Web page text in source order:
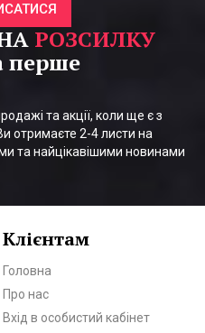
РОЗСИЛКУ
перше
та акції, коли ще є з
отримаєте 2-4 листи на
та найцікавішими новинами
Клієнтам
Головна
Про нас
Вхід в особистий кабінет